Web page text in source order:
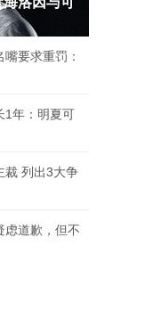
要求重罚：
1年：明夏可
裁 列出3大争
虑道歉，但不